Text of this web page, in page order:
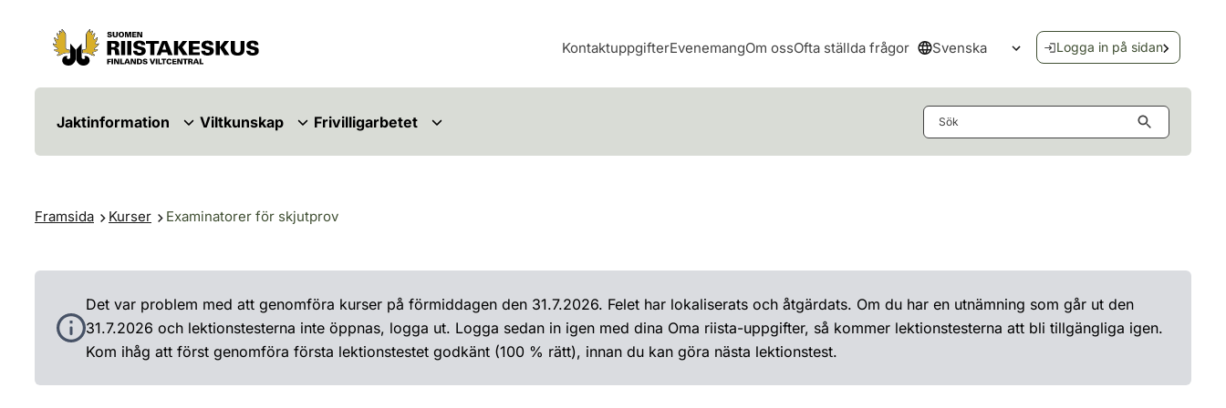
Hoppa till innehåll
Gå till webbplatskartan
KontaktuppgifterEvenemangOm ossOfta ställda frågor Svenska
Öppna språkmenyn
Logga in på sidan
Jaktinformation Viltkunskap Frivilligarbetet
Framsida Kurser Examinatorer för skjutprov
Det var problem med att genomföra kurser på förmiddagen den 31.7.2026. Felet har lokaliserats och åtgärdats. Om du har en utnämning som går ut den
31.7.2026 och lektionstesterna inte öppnas, logga ut. Logga sedan in igen med dina Oma riista-uppgifter, så kommer lektionstesterna att bli tillgängliga igen.
Kom ihåg att först genomföra första lektionstestet godkänt (100 % rätt), innan du kan göra nästa lektionstest.